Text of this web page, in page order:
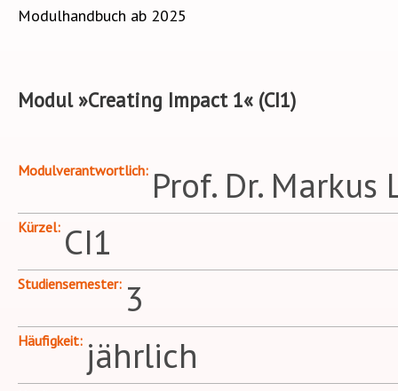
Modulhandbuch ab 2025
Modul »Creating Impact 1« (CI1)
Modulverantwortlich Prof. Dr. Markus
Kürzel CI1
Studiensemester 3
Häufigkeit jährlich